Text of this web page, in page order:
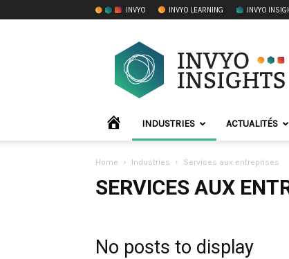
INVYO INVYO LEARNING INVYO
INVYO
Insights
France
ACCUEIL INDUSTRIES ACTUALITÉS
Home Industries Services aux entreprises
SERVICES AUX
No posts to display